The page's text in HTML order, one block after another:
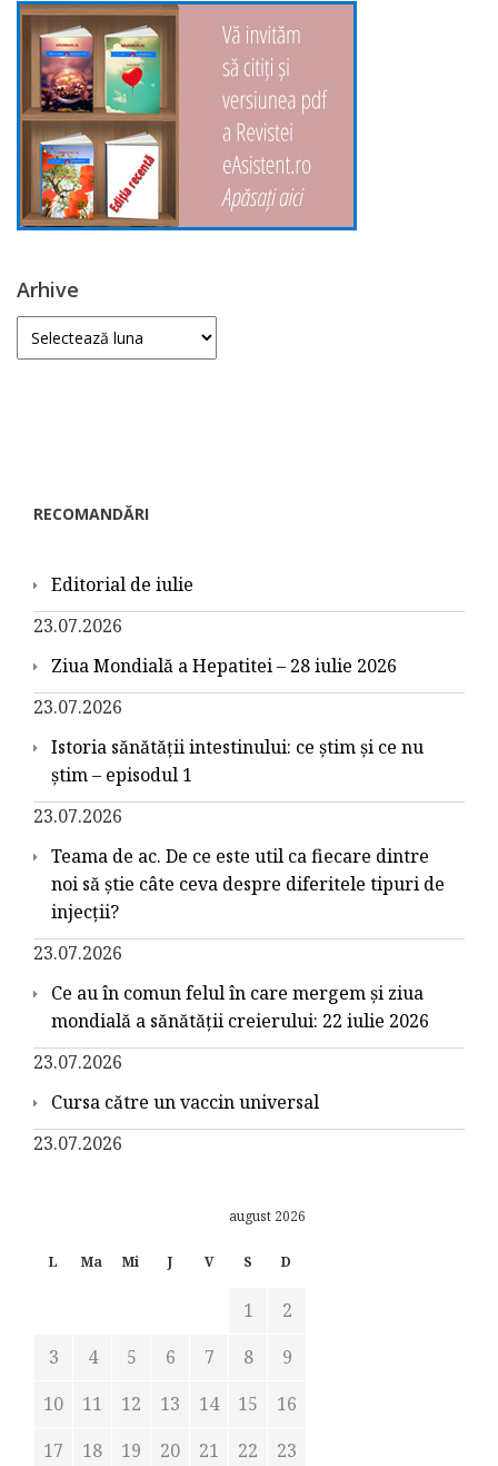
Arhive
Arhive
RECOMANDĂRI
Editorial de iulie
23.07.2026
Ziua Mondială a Hepatitei – 28 iulie 2026
23.07.2026
Istoria sănătății intestinului: ce știm și ce nu
știm – episodul 1
23.07.2026
Teama de ac. De ce este util ca fiecare dintre
noi să știe câte ceva despre diferitele tipuri de
injecții?
23.07.2026
Ce au în comun felul în care mergem și ziua
mondială a sănătății creierului: 22 iulie 2026
23.07.2026
Cursa către un vaccin universal
23.07.2026
august 2026
L Ma Mi J V S D
1
2
3
4 5 6 7 8
9
10
11 12 13 14 15
16
17
18 19 20 21 22 23